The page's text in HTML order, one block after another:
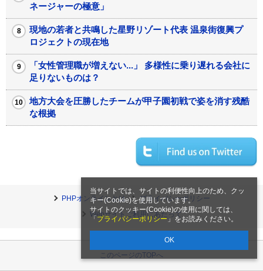
当サイトでは、サイトの利便性向上のため、クッ
キー(Cookie)を使用しています。
サイトのクッキー(Cookie)の使用に関しては、
「 プライバシーポリシー 」をお読みください。
OK
ネージャーの極意」
現地の若者と共鳴した星野リゾート代表 温泉街復興プ
ロジェクトの現在地
「女性管理職が増えない...」 多様性に乗り遅れる会社に
足りないものは？
地方大会を圧勝したチームが甲子園初戦で姿を消す残酷
な根拠
PHPオンラインとは
プライバシーポリシー
Webサイトご利用にあたって
このページのTOPへ